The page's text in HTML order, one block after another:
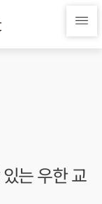
는 우한 교